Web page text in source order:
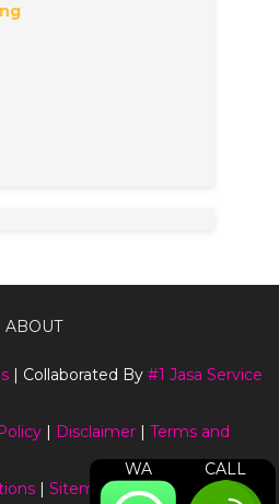
WA CALL
ABOUT
| Collaborated By #1 Jasa Service
| Disclaimer | Terms and
| Sitemap